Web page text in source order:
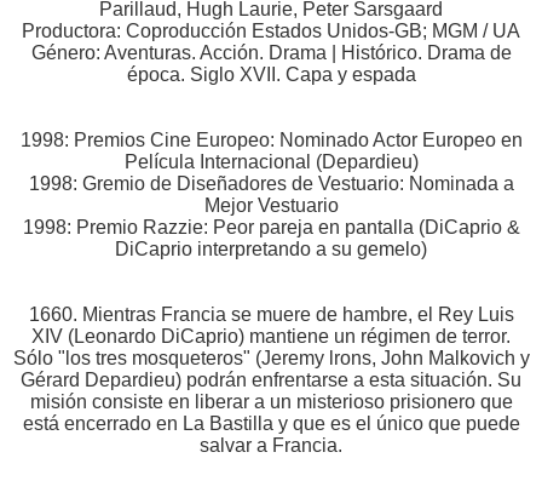
Parillaud, Hugh Laurie, Peter Sarsgaard
Productora: Coproducción Estados Unidos-GB; MGM / UA
Género: Aventuras. Acción. Drama | Histórico. Drama de
época. Siglo XVII. Capa y espada
1998: Premios Cine Europeo: Nominado Actor Europeo en
Película Internacional (Depardieu)
1998: Gremio de Diseñadores de Vestuario: Nominada a
Mejor Vestuario
1998: Premio Razzie: Peor pareja en pantalla (DiCaprio &
DiCaprio interpretando a su gemelo)
1660. Mientras Francia se muere de hambre, el Rey Luis
XIV (Leonardo DiCaprio) mantiene un régimen de terror.
Sólo "los tres mosqueteros" (Jeremy lrons, John Malkovich y
Gérard Depardieu) podrán enfrentarse a esta situación. Su
misión consiste en liberar a un misterioso prisionero que
está encerrado en La Bastilla y que es el único que puede
salvar a Francia.